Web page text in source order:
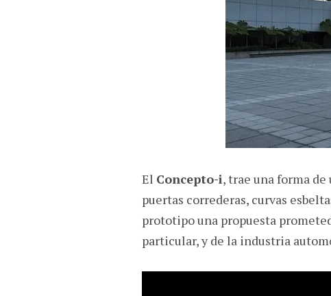
El Concepto-i, trae una forma
puertas correderas, curvas
prototipo una propuesta
particular, y de la industria